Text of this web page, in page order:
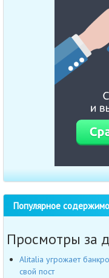
Популярное
Просмотры за
Alitalia угрожает
свой пост